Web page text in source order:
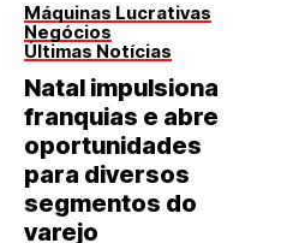
Máquinas Lucrativas
Negócios
Últimas Notícias
Natal impulsiona
franquias e abre
oportunidades
para diversos
segmentos do
varejo